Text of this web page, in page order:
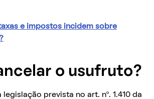
e impostos incidem sobre
o usufruto?
prevista no art. nº. 1.410 da